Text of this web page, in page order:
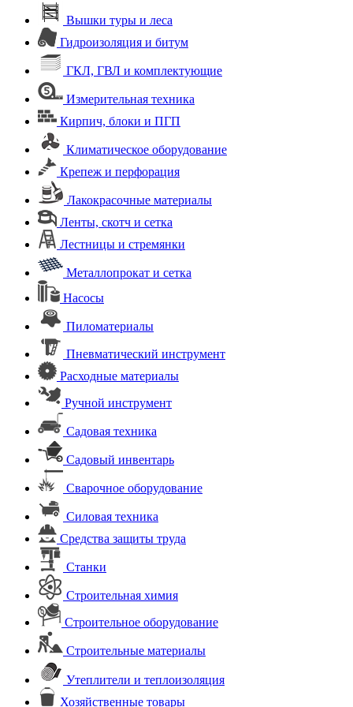
Вышки туры и леса
Гидроизоляция и битум
ГКЛ, ГВЛ и комплектующие
Измерительная техника
Кирпич, блоки и ПГП
Климатическое оборудование
Крепеж и перфорация
Лакокрасочные материалы
Ленты, скотч и сетка
Лестницы и стремянки
Металлопрокат и сетка
Насосы
Пиломатериалы
Пневматический инструмент
Расходные материалы
Ручной инструмент
Садовая техника
Садовый инвентарь
Сварочное оборудование
Силовая техника
Средства защиты труда
Станки
Строительная химия
Строительное оборудование
Строительные материалы
Утеплители и теплоизоляция
Хозяйственные товары